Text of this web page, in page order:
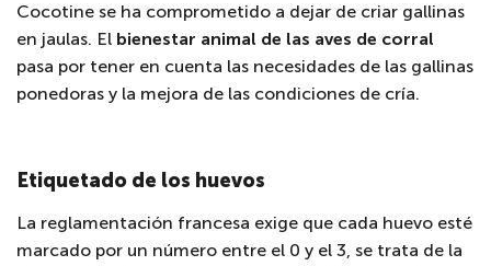
Cocotine se ha comprometido a dejar de criar gallinas
en jaulas. El bienestar animal de las aves de corral
pasa por tener en cuenta las necesidades de las gallinas
ponedoras y la mejora de las condiciones de cría.
Etiquetado de los huevos
La reglamentación francesa exige que cada huevo esté
marcado por un número entre el 0 y el 3, se trata de la